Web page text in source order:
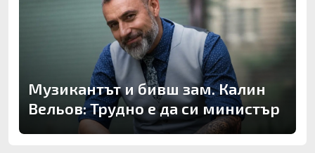
Музикантът и бивш зам. Калин
Вельов: Трудно е да си министър